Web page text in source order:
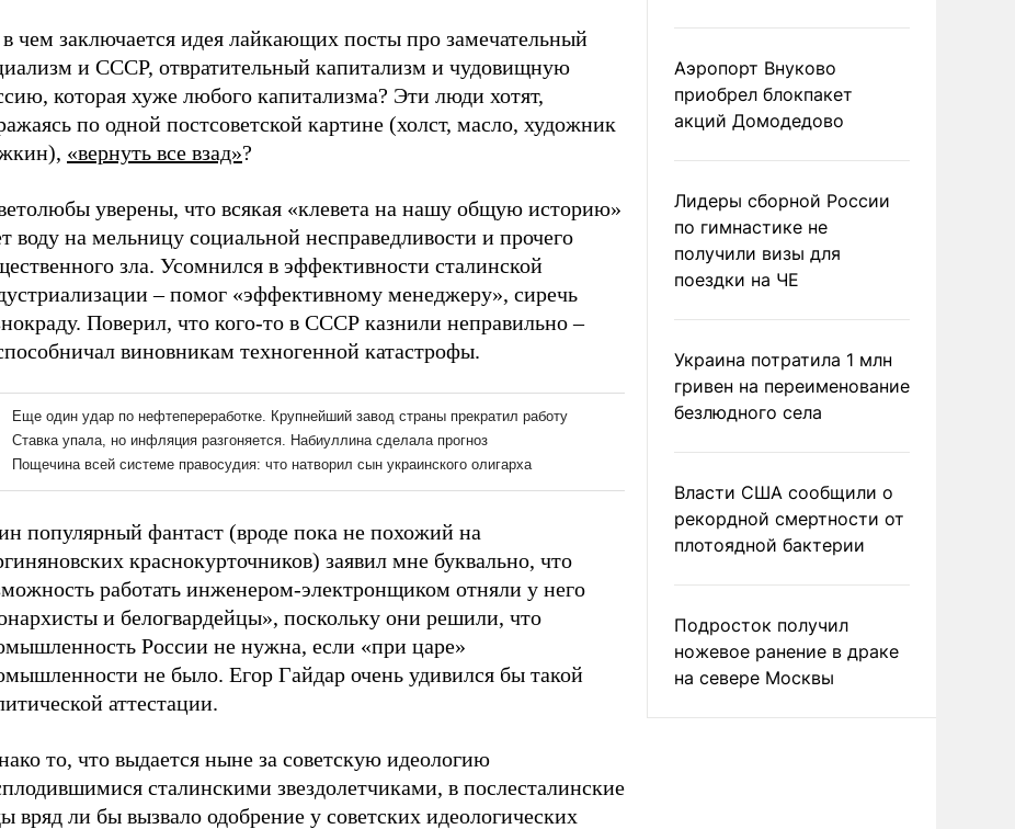
чем заключается идея лайкающих посты про замечательный
и СССР, отвратительный капитализм и чудовищную
которая хуже любого капитализма? Эти люди хотят,
по одной постсоветской картине (холст, масло, художник
«вернуть все взад»?
уверены, что всякая «клевета на нашу общую историю»
воду на мельницу социальной несправедливости и прочего
зла. Усомнился в эффективности сталинской
– помог «эффективному менеджеру», сиречь
Поверил, что кого-то в СССР казнили неправильно –
виновникам техногенной катастрофы.
популярный фантаст (вроде пока не похожий на
краснокурточников) заявил мне буквально, что
работать инженером-электронщиком отняли у него
и белогвардейцы», поскольку они решили, что
России не нужна, если «при царе»
не было. Егор Гайдар очень удивился бы такой
аттестации.
то, что выдается ныне за советскую идеологию
сталинскими звездолетчиками, в послесталинские
вряд ли бы вызвало одобрение у советских идеологических
Аэропорт Внуково
приобрел блокпакет
акций Домодедово
Лидеры сборной России
по гимнастике не
получили визы для
поездки на ЧЕ
Украина потратила 1 млн
гривен на переименование
безлюдного села
Власти США сообщили о
рекордной смертности от
плотоядной бактерии
Подросток получил
ножевое ранение в драке
на севере Москвы